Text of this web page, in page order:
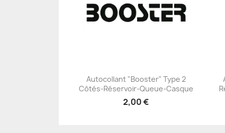
+23
Autocollant "Booster" Type 2
Côtés-Réservoir-Queue-Casque
2,00 €